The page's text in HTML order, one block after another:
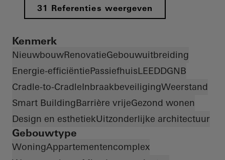
31 Referenties weergeven
Kenmerk
NieuwbouwRenovatieGebouwuitbreiding
Energie-efficiëntiePassiefhuisLEEDDGNB
Cradle-to-CradleInbraakbeveiligingWeerstand
Smart BuildingBarrière vrijeGezond wonen
Design en esthetiekUitzonderlijke architectuur
Gebouwtype
WoningAppartementencomplex